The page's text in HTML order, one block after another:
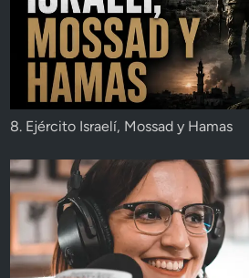
8. Ejército Israelí, Mossad y Hamas